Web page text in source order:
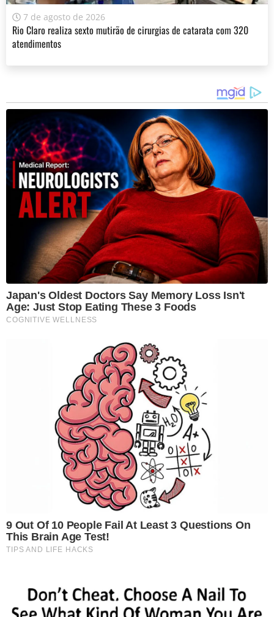
7 de agosto de 2026
Rio Claro realiza sexto mutirão de cirurgias de catarata com 320
atendimentos